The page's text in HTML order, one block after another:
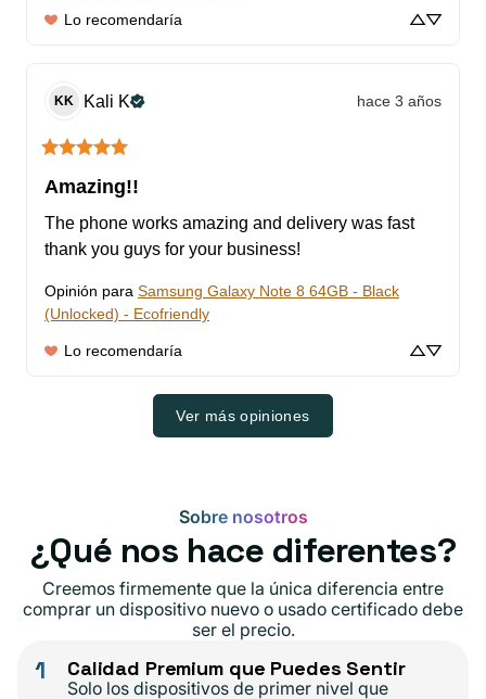
Lo recomendaría
KK Kali K hace 3 años
Amazing!!
The phone works amazing and delivery was fast
thank you guys for your business!
Opinión para Samsung Galaxy Note 8 64GB - Black
(Unlocked) - Ecofriendly
Lo recomendaría
Ver más opiniones
Sobre nosotros
¿Qué nos hace diferentes?
Creemos firmemente que la única diferencia entre
comprar un dispositivo nuevo o usado certificado debe
ser el precio.
1 Calidad Premium que Puedes Sentir
Solo los dispositivos de primer nivel que